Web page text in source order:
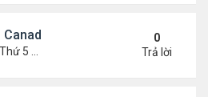
Canada thoa kem chống nắng
Thứ 5 Tháng 7 30, 2026 7:04 pm
0
Trả lời